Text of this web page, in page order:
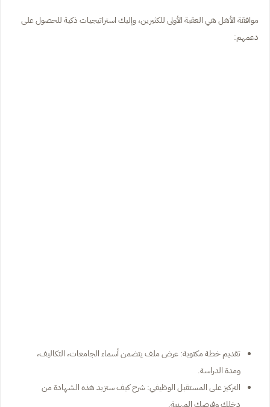
موافقة الأهل هي العقبة الأولى للكثيرين، وإليك استراتيجيات ذكية للحصول على
دعمهم:
تقديم خطة مكتوبة: عرض ملف يتضمن أسماء الجامعات، التكاليف،
ومدة الدراسة.
التركيز على المستقبل الوظيفي: شرح كيف ستزيد هذه الشهادة من
دخلك وفرصك المهنية.